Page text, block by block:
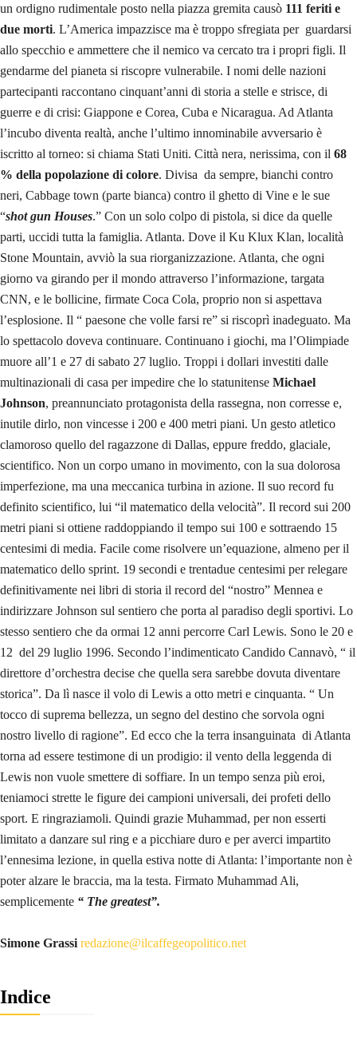
un ordigno rudimentale posto nella piazza gremita causò 111 feriti e
due morti. L’America impazzisce ma è troppo sfregiata per guardarsi
allo specchio e ammettere che il nemico va cercato tra i propri figli. Il
gendarme del pianeta si riscopre vulnerabile. I nomi delle nazioni
partecipanti raccontano cinquant’anni di storia a stelle e strisce, di
guerre e di crisi: Giappone e Corea, Cuba e Nicaragua. Ad Atlanta
l’incubo diventa realtà, anche l’ultimo innominabile avversario è
iscritto al torneo: si chiama Stati Uniti. Città nera, nerissima, con il 68
% della popolazione di colore. Divisa da sempre, bianchi contro
neri, Cabbage town (parte bianca) contro il ghetto di Vine e le sue
“shot gun Houses.” Con un solo colpo di pistola, si dice da quelle
parti, uccidi tutta la famiglia. Atlanta. Dove il Ku Klux Klan, località
Stone Mountain, avviò la sua riorganizzazione. Atlanta, che ogni
giorno va girando per il mondo attraverso l’informazione, targata
CNN, e le bollicine, firmate Coca Cola, proprio non si aspettava
l’esplosione. Il “ paesone che volle farsi re” si riscoprì inadeguato. Ma
lo spettacolo doveva continuare. Continuano i giochi, ma l’Olimpiade
muore all’1 e 27 di sabato 27 luglio. Troppi i dollari investiti dalle
multinazionali di casa per impedire che lo statunitense Michael
Johnson, preannunciato protagonista della rassegna, non corresse e,
inutile dirlo, non vincesse i 200 e 400 metri piani. Un gesto atletico
clamoroso quello del ragazzone di Dallas, eppure freddo, glaciale,
scientifico. Non un corpo umano in movimento, con la sua dolorosa
imperfezione, ma una meccanica turbina in azione. Il suo record fu
definito scientifico, lui “il matematico della velocità”. Il record sui 200
metri piani si ottiene raddoppiando il tempo sui 100 e sottraendo 15
centesimi di media. Facile come risolvere un’equazione, almeno per il
matematico dello sprint. 19 secondi e trentadue centesimi per relegare
definitivamente nei libri di storia il record del “nostro” Mennea e
indirizzare Johnson sul sentiero che porta al paradiso degli sportivi. Lo
stesso sentiero che da ormai 12 anni percorre Carl Lewis. Sono le 20 e
12 del 29 luglio 1996. Secondo l’indimenticato Candido Cannavò, “ il
direttore d’orchestra decise che quella sera sarebbe dovuta diventare
storica”. Da lì nasce il volo di Lewis a otto metri e cinquanta. “ Un
tocco di suprema bellezza, un segno del destino che sorvola ogni
nostro livello di ragione”. Ed ecco che la terra insanguinata di Atlanta
torna ad essere testimone di un prodigio: il vento della leggenda di
Lewis non vuole smettere di soffiare. In un tempo senza più eroi,
teniamoci strette le figure dei campioni universali, dei profeti dello
sport. E ringraziamoli. Quindi grazie Muhammad, per non esserti
limitato a danzare sul ring e a picchiare duro e per averci impartito
l’ennesima lezione, in quella estiva notte di Atlanta: l’importante non è
poter alzare le braccia, ma la testa. Firmato Muhammad Ali,
semplicemente “ The greatest”.
Simone Grassi redazione@ilcaffegeopolitico.net
Indice